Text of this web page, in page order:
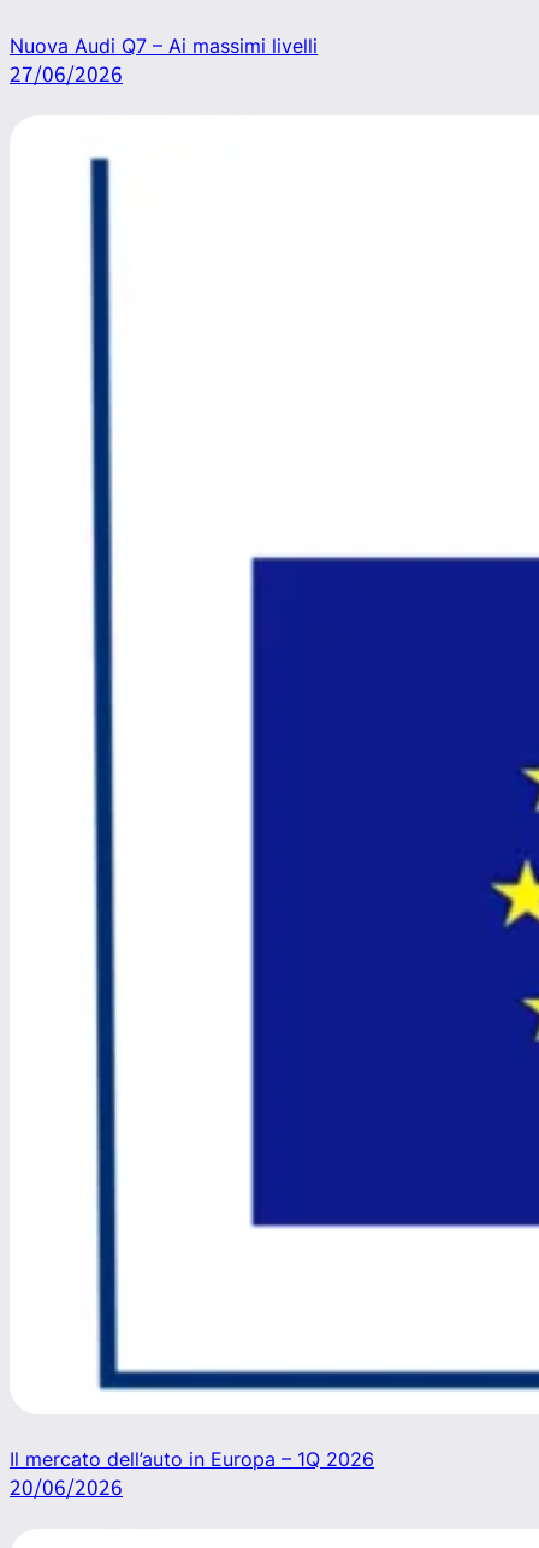
Nuova Audi Q7 – Ai massimi livelli
27/06/2026
Il mercato dell’auto in Europa – 1Q 2026
20/06/2026